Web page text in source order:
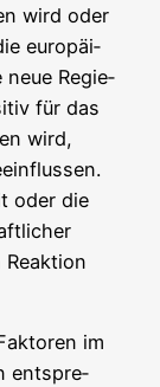
wird oder
euro­päi­
neue Regie­
für das
wird,
oder die
im
ent­spre­